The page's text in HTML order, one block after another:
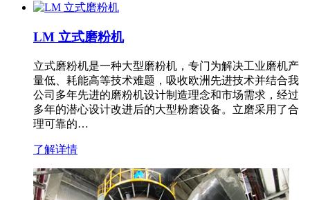
LM 立式磨粉机
立式磨粉机是一种大型磨粉机，专门为解决工业磨机产
量低、耗能高等技术难题，吸收欧洲先进技术并结合我
公司多年先进的磨粉机设计制造理念和市场需求，经过
多年的潜心设计改进后的大型粉磨设备。立磨采用了合
理可靠的…
了解详情